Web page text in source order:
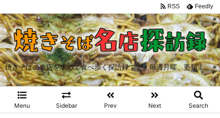
焼きそばの名店を求めて食べ歩く探訪録です。毎週月曜、更新！
Menu Sidebar Prev Next Search
RSS Feedly